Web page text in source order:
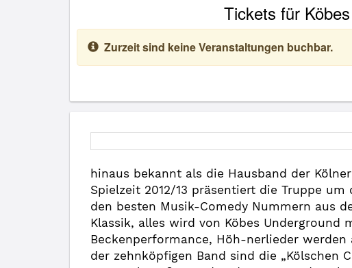
Tickets für
Zurzeit sind keine Veranstaltungen buchbar.
hinaus bekannt als die Hausband der
Spielzeit 2012/13 präsentiert die Truppe
den besten Musik-Comedy Nummern aus
Klassik, alles wird von Köbes
Beckenperformance, Höh-nerlieder
der zehnköpfigen Band sind die „Kölschen